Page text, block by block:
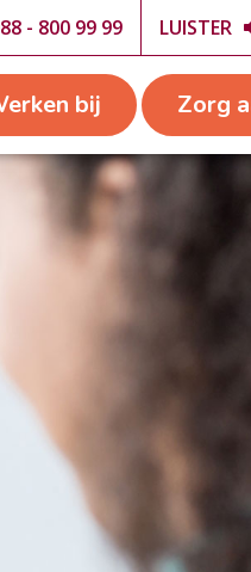
- 800 99 99 LUISTER
bij Zorg